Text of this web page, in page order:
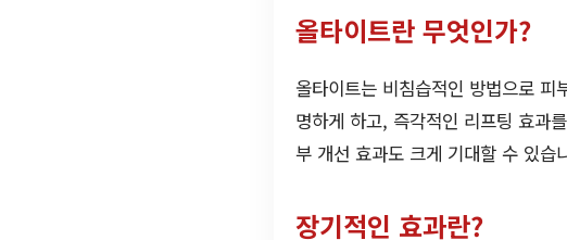
올타이트란 무엇인가?
올타이트는 비침습적인 방법으로
명하게 하고, 즉각적인 리프팅 효과
부 개선 효과도 크게 기대할 수 있습
장기적인 효과란?